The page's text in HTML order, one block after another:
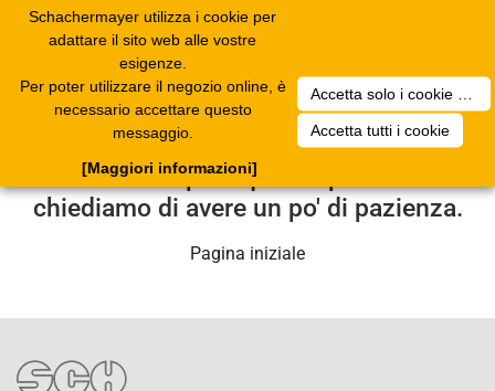
Schachermayer utilizza i cookie per
adattare il sito web alle vostre
esigenze.
Per poter utilizzare il negozio online, è
necessario accettare questo
messaggio.
Accetta tutti i cookie
[Maggiori informazioni]
Purtroppo si è verificato un errore
tecnico. Il nostro centro di assistenza
se ne occuperà quanto prima. Le
chiediamo di avere un po' di pazienza.
Pagina iniziale